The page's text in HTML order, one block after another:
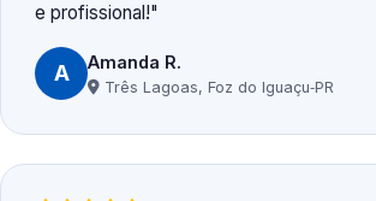
e profissional!
A Amanda R.
Três Lagoas, Foz do Iguaçu‑PR